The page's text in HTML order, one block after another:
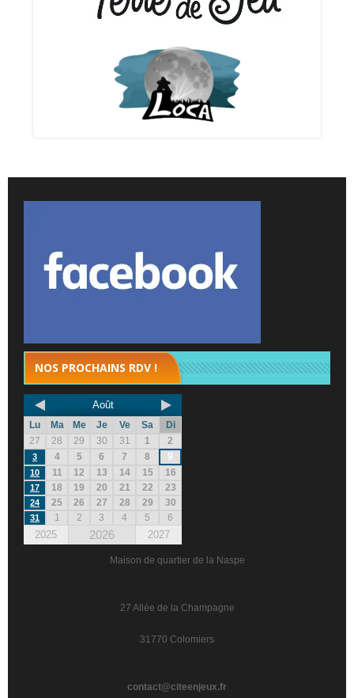
NOS PROCHAINS RDV !
Août
Lu Ma Me Je Ve Sa
Di
27
28 29 30 31 1 2
3 4 5 6 7 8 9
10 11 12 13 14 15 16
17 18 19 20 21 22 23
24 25 26 27 28 29 30
31 1 2 3 4 5 6
2025 2026 2027
Maison de quartier de la Naspe
27 Allée de la Champagne
31770 Colomiers
contact@citeenjeux.fr